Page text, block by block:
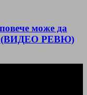
може да
(ВИДЕО РЕВЮ)